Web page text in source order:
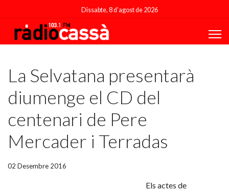
Dissabte, 8 d'agost de 2026
La Selvatana presentarà
diumenge el CD del
centenari de Pere
Mercader i Terradas
02 Desembre 2016
Els actes de